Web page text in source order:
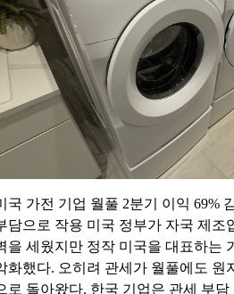
국 가전 기업 월풀 2분기 이익 69%
담으로 작용 미국 정부가 자국 제조
을 세웠지만 정작 미국을 대표하는
화했다. 오히려 관세가 월풀에도 원
로 돌아왔다. 한국 기업은 관세 부